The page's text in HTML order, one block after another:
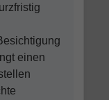
einen